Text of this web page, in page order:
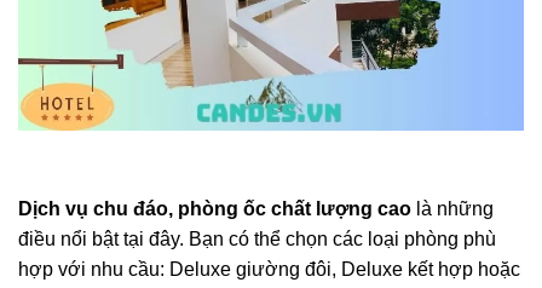
Dịch vụ chu đáo, phòng ốc chất lượng cao là những
điều nổi bật tại đây. Bạn có thể chọn các loại phòng phù
hợp với nhu cầu: Deluxe giường đôi, Deluxe kết hợp hoặc